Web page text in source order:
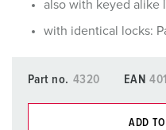
also with keyed alike
with identical locks:
Part no. 4320 EAN
ADD